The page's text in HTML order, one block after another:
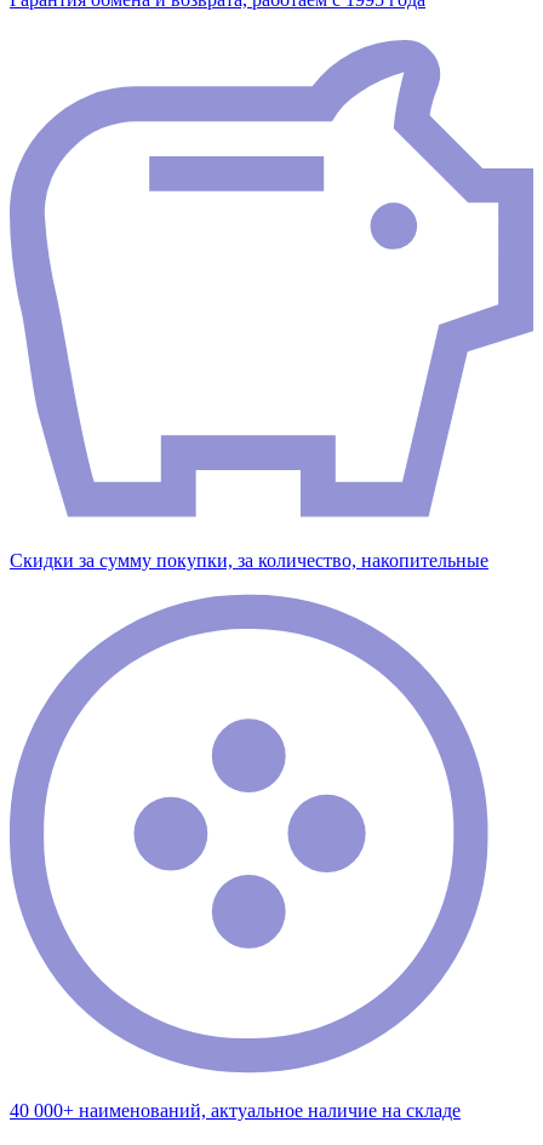
Скидки за сумму покупки, за количество, накопительные
40 000+ наименований, актуальное наличие на складе